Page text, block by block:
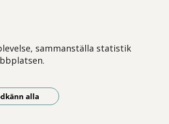
sammanställa statistik
alla
inget annat